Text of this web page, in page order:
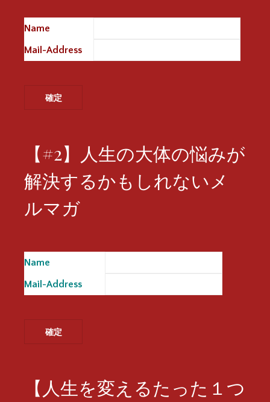
Name
Mail-Address
【#2】人生の大体の悩みが
解決するかもしれないメ
ルマガ
Name
Mail-Address
【人生を変えるたった１つ